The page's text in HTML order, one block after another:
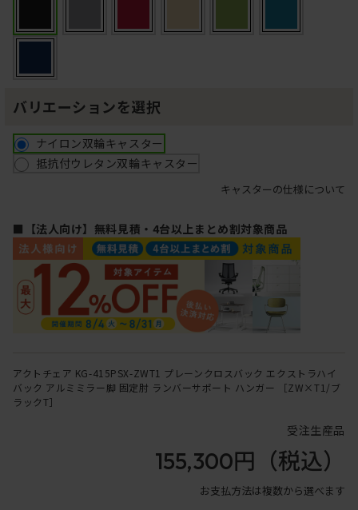
バリエーションを選択
ナイロン双輪キャスター
抵抗付ウレタン双輪キャスター
キャスターの仕様について
■【法人向け】無料見積・4台以上まとめ割対象商品
アクトチェア KG-415PSX-ZWT1 プレーンクロスバック エクストラハイ
バック アルミミラー脚 固定肘 ランバーサポート ハンガー ［ZW×T1/ブ
ラックT］
受注生産品
155,300円 （税込）
お支払方法は複数から選べます